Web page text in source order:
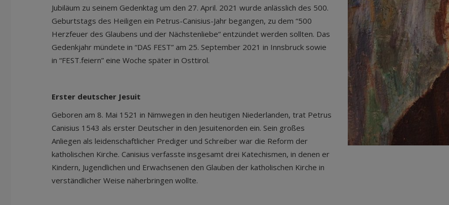
Jubiläum zu seinem Gedenktag um den 27. April. 2021 wurde anlässlich des 500.
Geburtstags des Heiligen ein Petrus-Canisius-Jahr begangen, zu dem “500
Herzfeuer des Glaubens und der Nächstenliebe“ entzündet werden sollten. Das
Gedenkjahr mündete in “DAS FEST” am 25. September 2021 in Innsbruck sowie
in “FEST.feiern” eine Woche später in Osttirol.
Erster deutscher Jesuit
Geboren am 8. Mai 1521 in Nimwegen in den heutigen Niederlanden, trat Petrus
Canisius 1543 als erster Deutscher in den Jesuitenorden ein. Sein großes
Anliegen als leidenschaftlicher Prediger und Schreiber war die Reform der
katholischen Kirche. Canisius verfasste insgesamt drei Katechismen, in denen er
Kindern, Jugendlichen und Erwachsenen den Glauben der katholischen Kirche in
verständlicher Weise näherbringen wollte.